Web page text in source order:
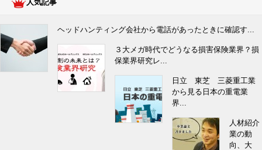
人気記事
ヘッドハンティング会社から電話があったときに確認す...
３大メガ時代でどうなる損害保険業界？損
保業界研究レ...
日立 東芝 三菱重工業
から見る日本の重電業
界...
人材紹介
業の動
向、大